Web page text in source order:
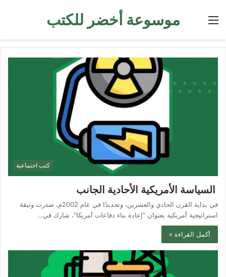
موسوعة أخضر للكتب القائمة
كتب اجتماعية
السياسة الأمريكية الأحادية الجانب
في بداية القرن الحادي والعشرين، وتحديدًا في عام 2002م، صدرت وثيقة
استراتيجية أمريكية بعنوان "إعادة بناء دفاعات أمريكا"، شارك في…
أكمل القراءة »